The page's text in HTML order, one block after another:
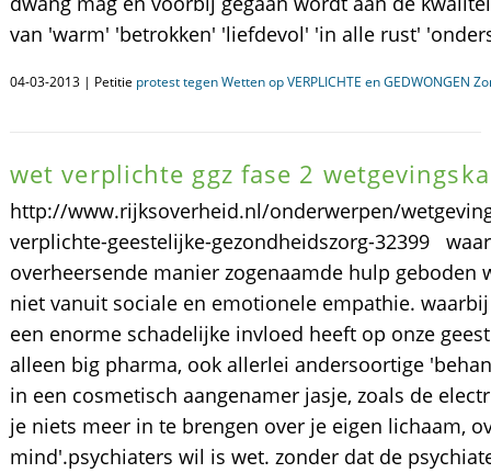
van 'warm' 'betrokken' 'liefdevol' 'in alle rust'
04-03-2013 | Petitie protest tegen Wetten op VERPLICHTE en GEDWONGEN
wet verplichte ggz fase 2
http://www.rijksoverheid.nl/onderwerpen/
verplichte-geestelijke-gezondheidszorg-32399
overheersende manier zogenaamde hulp geboden
niet vanuit sociale en emotionele empathie.
een enorme schadelijke invloed heeft op onze
alleen big pharma, ook allerlei andersoortige
in een cosmetisch aangenamer jasje, zoals de
je niets meer in te brengen over je eigen lichaam,
mind'.psychiaters wil is wet. zonder dat de